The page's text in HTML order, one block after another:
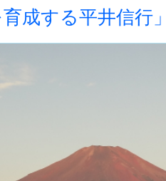
育成する平井信行